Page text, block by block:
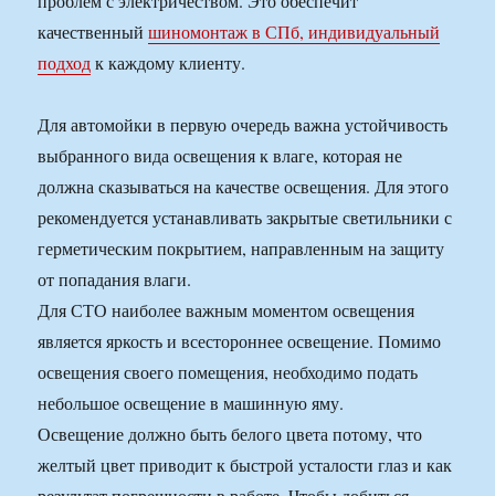
качественныйшиномонтаж в СПб, индивидуальный
подходк каждому клиенту.
Для автомойки в первую очередь важна устойчивость
выбранного вида освещения к влаге, которая не
должна сказываться на качестве освещения. Для этого
рекомендуется устанавливать закрытые светильники с
герметическим покрытием, направленным на защиту
от попадания влаги.
Для СТО наиболее важным моментом освещения
является яркость и всестороннее освещение. Помимо
освещения своего помещения, необходимо подать
небольшое освещение в машинную яму.
Освещение должно быть белого цвета потому, что
желтый цвет приводит к быстрой усталости глаз и как